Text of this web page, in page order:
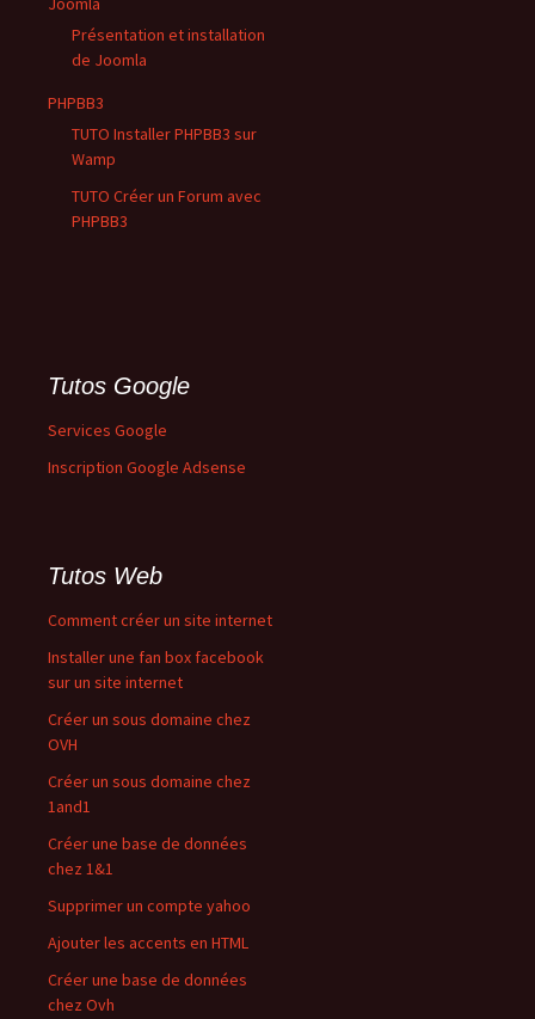
Présentation et installation
de Joomla
PHPBB3
TUTO Installer PHPBB3 sur
Wamp
TUTO Créer un Forum avec
PHPBB3
Tutos Google
Services Google
Inscription Google Adsense
Tutos Web
Comment créer un site internet
Installer une fan box facebook
sur un site internet
Créer un sous domaine chez
OVH
Créer un sous domaine chez
1and1
Créer une base de données
chez 1&1
Supprimer un compte yahoo
Ajouter les accents en HTML
Créer une base de données
chez Ovh